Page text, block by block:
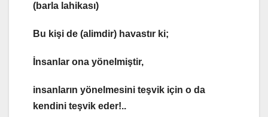
(barla lahikası)
Bu kişi de (alimdir) havastır ki;
İnsanlar ona yönelmiştir,
insanların yönelmesini teşvik için o da
kendini teşvik eder!..